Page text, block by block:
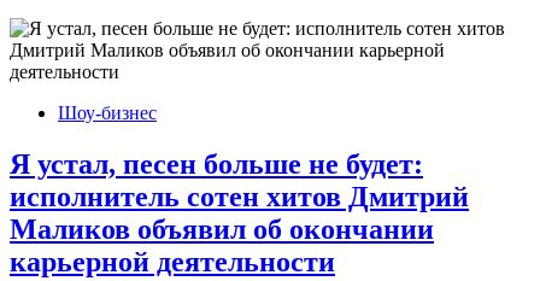
Шоу-бизнес
Я устал, песен больше не будет:
исполнитель сотен хитов Дмитрий
Маликов объявил об окончании
карьерной деятельности